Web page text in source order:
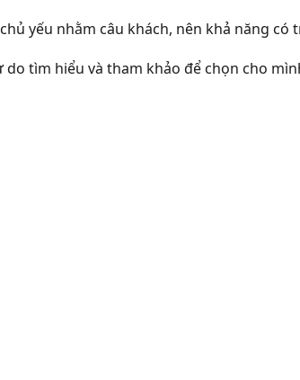
yếu nhằm câu khách, nên khả năng
do tìm hiểu và tham khảo để chọn cho